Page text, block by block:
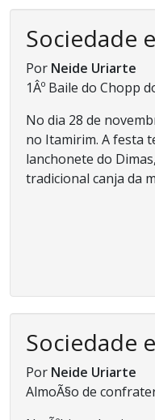
Sociedade
Por Neide Uriarte
1Âº Baile do Chopp
No dia 28 de
no Itamirim. A festa
lanchonete do
tradicional canja da
Sociedade
Por Neide Uriarte
AlmoÃ§o de